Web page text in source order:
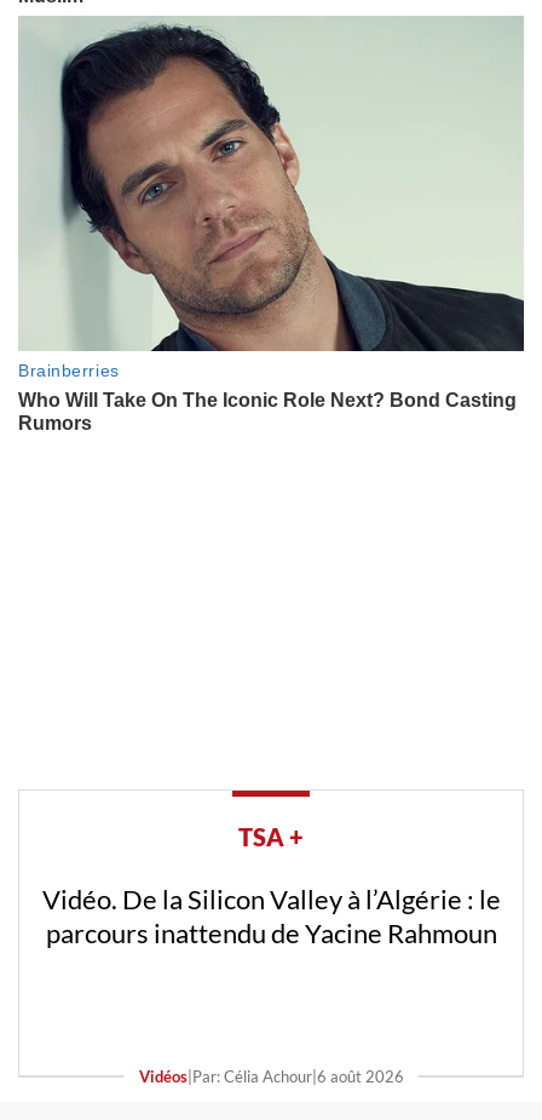
TSA +
Vidéo. De la Silicon Valley à l’Algérie : le
parcours inattendu de Yacine Rahmoun
Vidéos| Par: Célia Achour| 6 août 2026